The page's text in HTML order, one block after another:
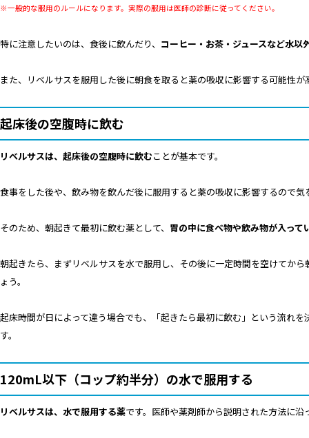
※一般的な服用のルールになります。実際の服用は医師の診断に従ってください。
特に注意したいのは、食後に飲んだり、 コーヒー・お茶・ジュースなど水以
また、リベルサスを服用した後に朝食を取ると薬の吸収に影響する可能性
起床後の空腹時に飲む
リベルサスは、起床後の空腹時に飲むことが基本です。
食事をした後や、飲み物を飲んだ後に服用すると薬の吸収に影響するので気
そのため、朝起きて最初に飲む薬として、 胃の中に食べ物や飲み物が入って
朝起きたら、まずリベルサスを水で服用し、その後に一定時間を空けてか
ょう。
起床時間が日によって違う場合でも、「起きたら最初に飲む」という流れ
す。
120mL以下（コップ約半分）の水で服用する
リベルサスは、水で服用する薬です。医師や薬剤師から説明された方法に沿